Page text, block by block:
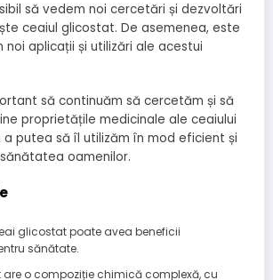
să vedem noi cercetări și dezvoltări
ceaiul glicostat. De asemenea, este
noi aplicații și utilizări ale acestui
să continuăm să cercetăm și să
proprietățile medicinale ale ceaiului
putea să îl utilizăm în mod eficient și
oamenilor.
glicostat poate avea beneficii
sănătate.
o compoziție chimică complexă, cu